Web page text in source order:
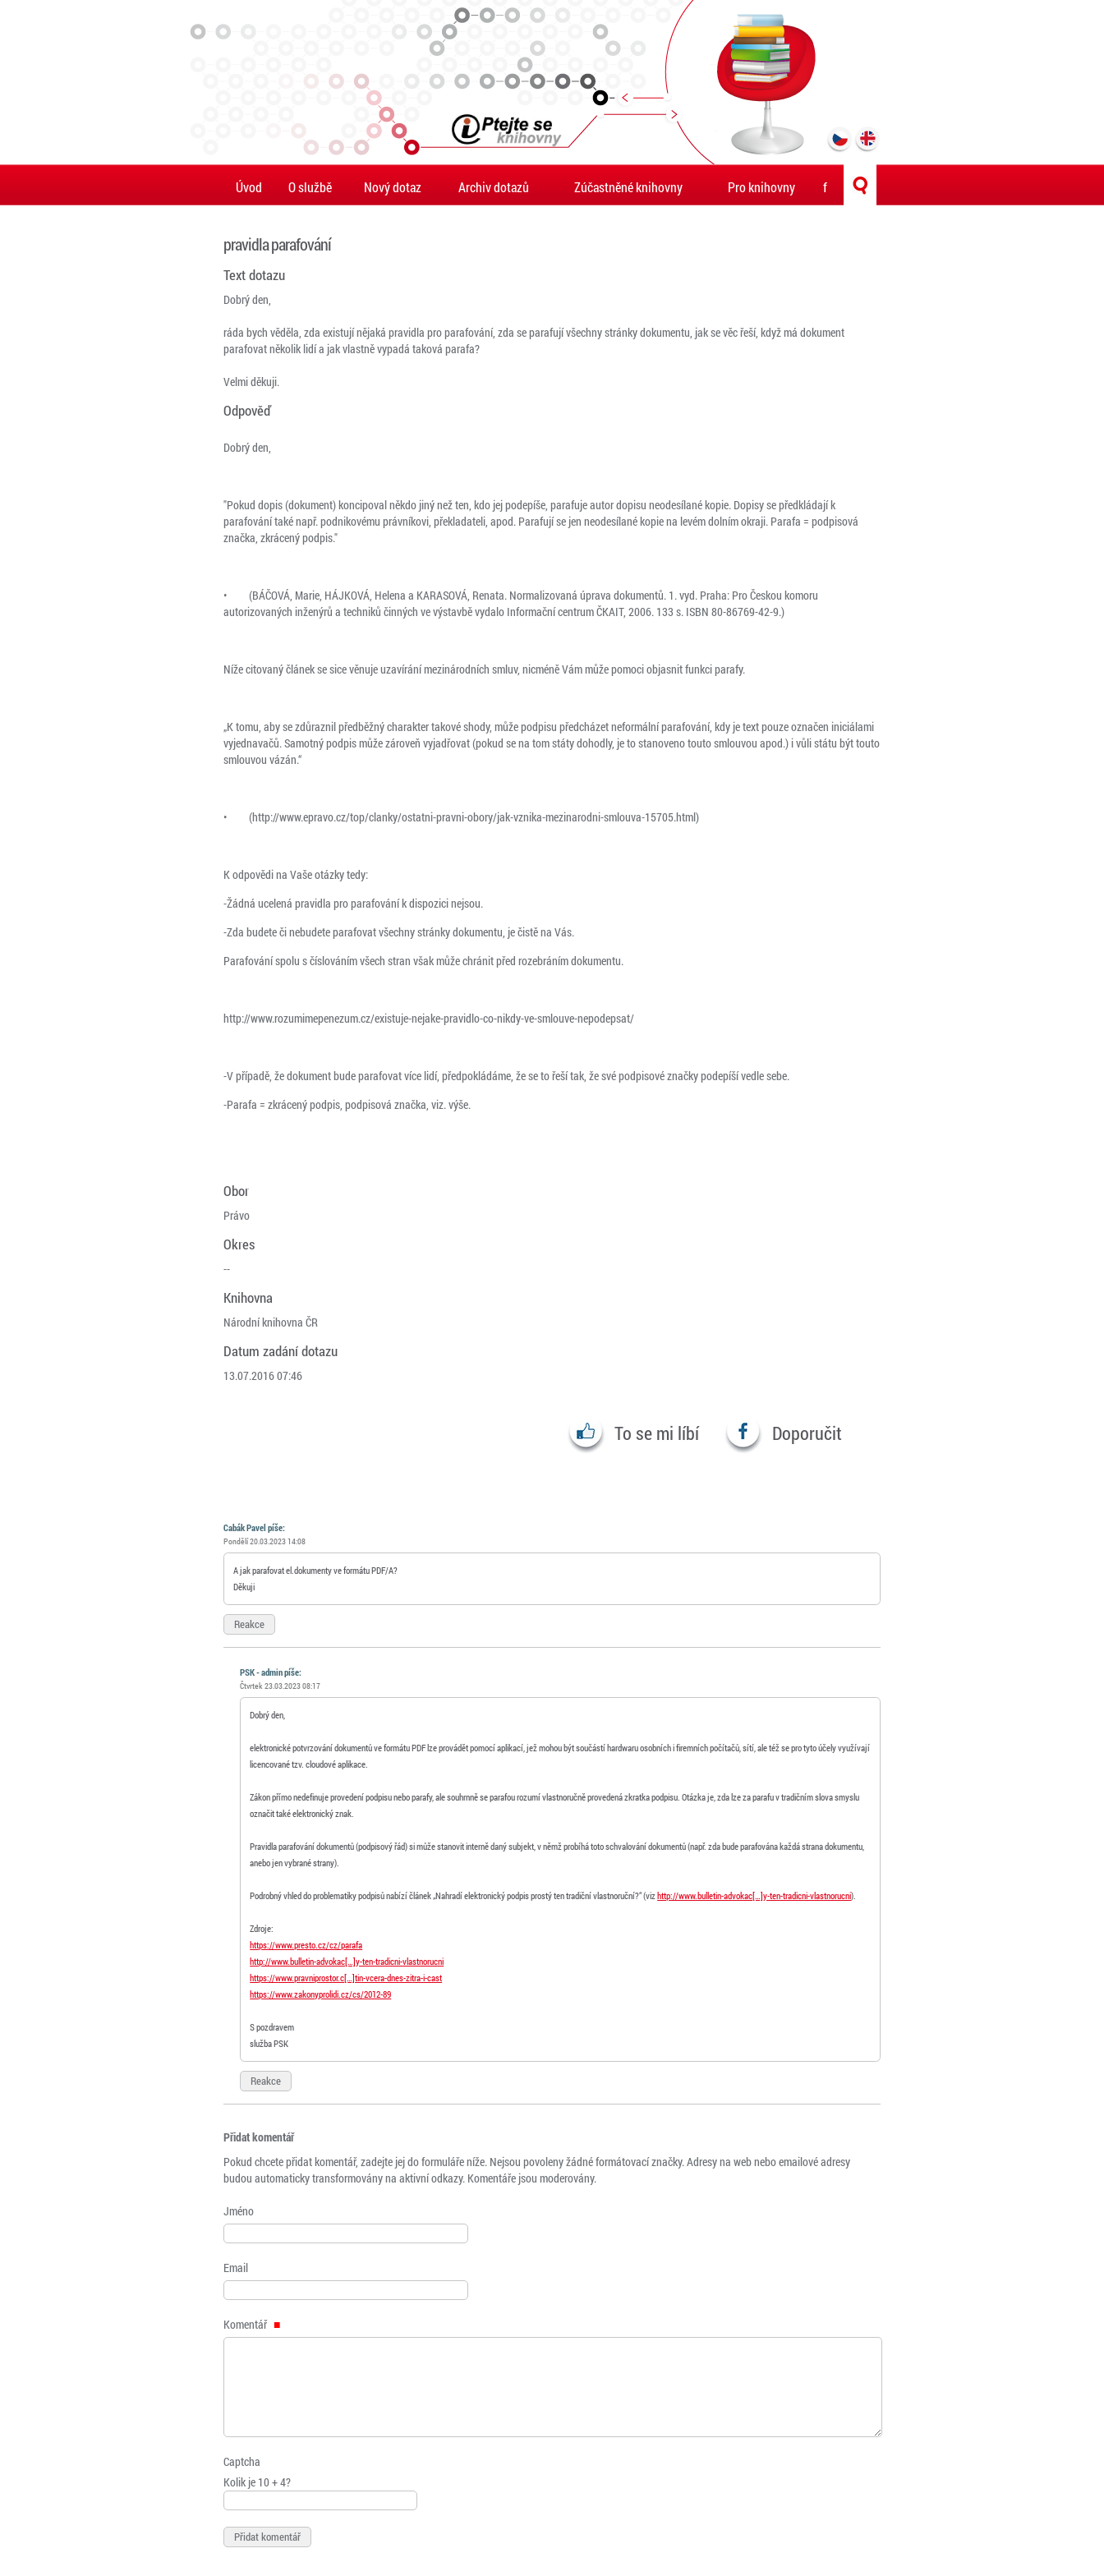
Úvod O službě Nový dotaz Archiv dotazů Zúčastněné knihovny Pro knihovny f
pravidla parafování
Text dotazu
Dobrý den,
ráda bych věděla, zda existují nějaká pravidla pro parafování, zda se parafují všechny stránky dokumentu, jak se věc řeší, když má dokument
parafovat několik lidí a jak vlastně vypadá taková parafa?
Velmi děkuji.
Odpověď
Dobrý den,
"Pokud dopis (dokument) koncipoval někdo jiný než ten, kdo jej podepíše, parafuje autor dopisu neodesílané kopie. Dopisy se předkládají k
parafování také např. podnikovému právníkovi, překladateli, apod. Parafují se jen neodesílané kopie na levém dolním okraji. Parafa = podpisová
značka, zkrácený podpis."
• (BÁČOVÁ, Marie, HÁJKOVÁ, Helena a KARASOVÁ, Renata. Normalizovaná úprava dokumentů. 1. vyd. Praha: Pro Českou komoru
autorizovaných inženýrů a techniků činných ve výstavbě vydalo Informační centrum ČKAIT, 2006. 133 s. ISBN 80-86769-42-9.)
Níže citovaný článek se sice věnuje uzavírání mezinárodních smluv, nicméně Vám může pomoci objasnit funkci parafy.
„K tomu, aby se zdůraznil předběžný charakter takové shody, může podpisu předcházet neformální parafování, kdy je text pouze označen iniciálami
vyjednavačů. Samotný podpis může zároveň vyjadřovat (pokud se na tom státy dohodly, je to stanoveno touto smlouvou apod.) i vůli státu být touto
smlouvou vázán.“
• (http://www.epravo.cz/top/clanky/ostatni-pravni-obory/jak-vznika-mezinarodni-smlouva-15705.html)
K odpovědi na Vaše otázky tedy:
-Žádná ucelená pravidla pro parafování k dispozici nejsou.
-Zda budete či nebudete parafovat všechny stránky dokumentu, je čistě na Vás.
Parafování spolu s číslováním všech stran však může chránit před rozebráním dokumentu.
http://www.rozumimepenezum.cz/existuje-nejake-pravidlo-co-nikdy-ve-smlouve-nepodepsat/
-V případě, že dokument bude parafovat více lidí, předpokládáme, že se to řeší tak, že své podpisové značky podepíší vedle sebe.
-Parafa = zkrácený podpis, podpisová značka, viz. výše.
Obor
Právo
Okres
--
Knihovna
Národní knihovna ČR
Datum zadání dotazu
13.07.2016 07:46
To se mi líbí Doporučit
Cabák Pavel píše:
Pondělí 20.03.2023 14:08
A jak parafovat el.dokumenty ve formátu PDF/A?
Děkuji
Reakce
PSK - admin píše:
Čtvrtek 23.03.2023 08:17
Dobrý den,
elektronické potvrzování dokumentů ve formátu PDF lze provádět pomocí aplikací, jež mohou být součástí hardwaru osobních i firemních počítačů, sítí, ale též se pro tyto účely využívají
licencované tzv. cloudové aplikace.
Zákon přímo nedefinuje provedení podpisu nebo parafy, ale souhrnně se parafou rozumí vlastnoručně provedená zkratka podpisu. Otázka je, zda lze za parafu v tradičním slova smyslu
označit také elektronický znak.
Pravidla parafování dokumentů (podpisový řád) si může stanovit interně daný subjekt, v němž probíhá toto schvalování dokumentů (např. zda bude parafována každá strana dokumentu,
anebo jen vybrané strany).
Podrobný vhled do problematiky podpisů nabízí článek „Nahradí elektronický podpis prostý ten tradiční vlastnoruční?“ (vizhttp://www.bulletin-advokac[…]y-ten-tradicni-vlastnorucni).
Zdroje:
https://www.presto.cz/cz/parafa
http://www.bulletin-advokac[…]y-ten-tradicni-vlastnorucni
https://www.pravniprostor.c[…]tin-vcera-dnes-zitra-i-cast
https://www.zakonyprolidi.cz/cs/2012-89
S pozdravem
služba PSK
Reakce
Přidat komentář
Pokud chcete přidat komentář, zadejte jej do formuláře níže. Nejsou povoleny žádné formátovací značky. Adresy na web nebo emailové adresy
budou automaticky transformovány na aktivní odkazy. Komentáře jsou moderovány.
Jméno
Email
Komentář
Captcha
Kolik je 10 + 4?